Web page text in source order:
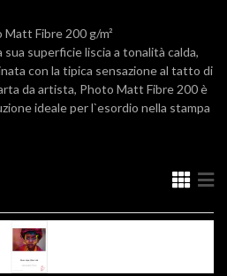
Matt Fibre 200 g/m²
sua superficie liscia a tonalità calda,
con la tipica sensazione al tatto di
da artista, Photo Matt Fibre 200 è
ideale per l`esordio nella stampa